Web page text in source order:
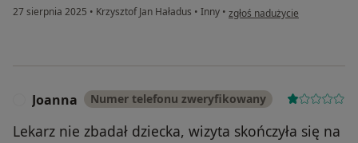
27 sierpnia 2025 • Krzysztof Jan Haładus • Inny • w opinii użytkownika Jan
zgłoś nadużycie
Joanna Numer telefonu zweryfikowany
Lekarz nie zbadał dziecka, wizyta skończyła się na